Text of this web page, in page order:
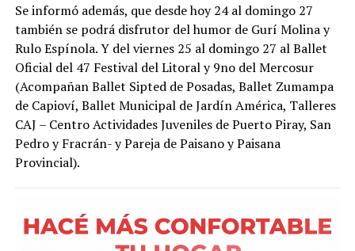
Se informó además, que desde hoy 24 al domingo 27
también se podrá disfrutor del humor de Gurí Molina y
Rulo Espínola. Y del viernes 25 al domingo 27 al Ballet
Oficial del 47 Festival del Litoral y 9no del Mercosur
(Acompañan Ballet Sipted de Posadas, Ballet Zumampa
de Capioví, Ballet Municipal de Jardín América, Talleres
CAJ – Centro Actividades Juveniles de Puerto Piray, San
Pedro y Fracrán- y Pareja de Paisano y Paisana
Provincial).